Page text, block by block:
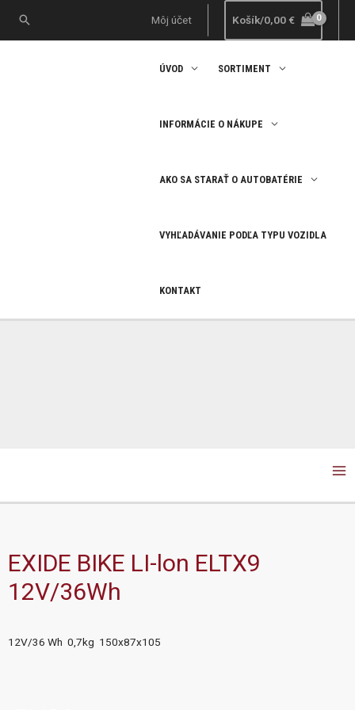
obsah
Hľadať Môj účet Košík/0,00 €
ÚVOD SORTIMENT
INFORMÁCIE O NÁKUPE
AKO SA STARAŤ O AUTOBATÉRIE
VYHĽADÁVANIE PODĽA TYPU VOZIDLA
KONTAKT
EXIDE BIKE LI-lon ELTX9
12V/36Wh
12V/36 Wh 0,7kg 150x87x105